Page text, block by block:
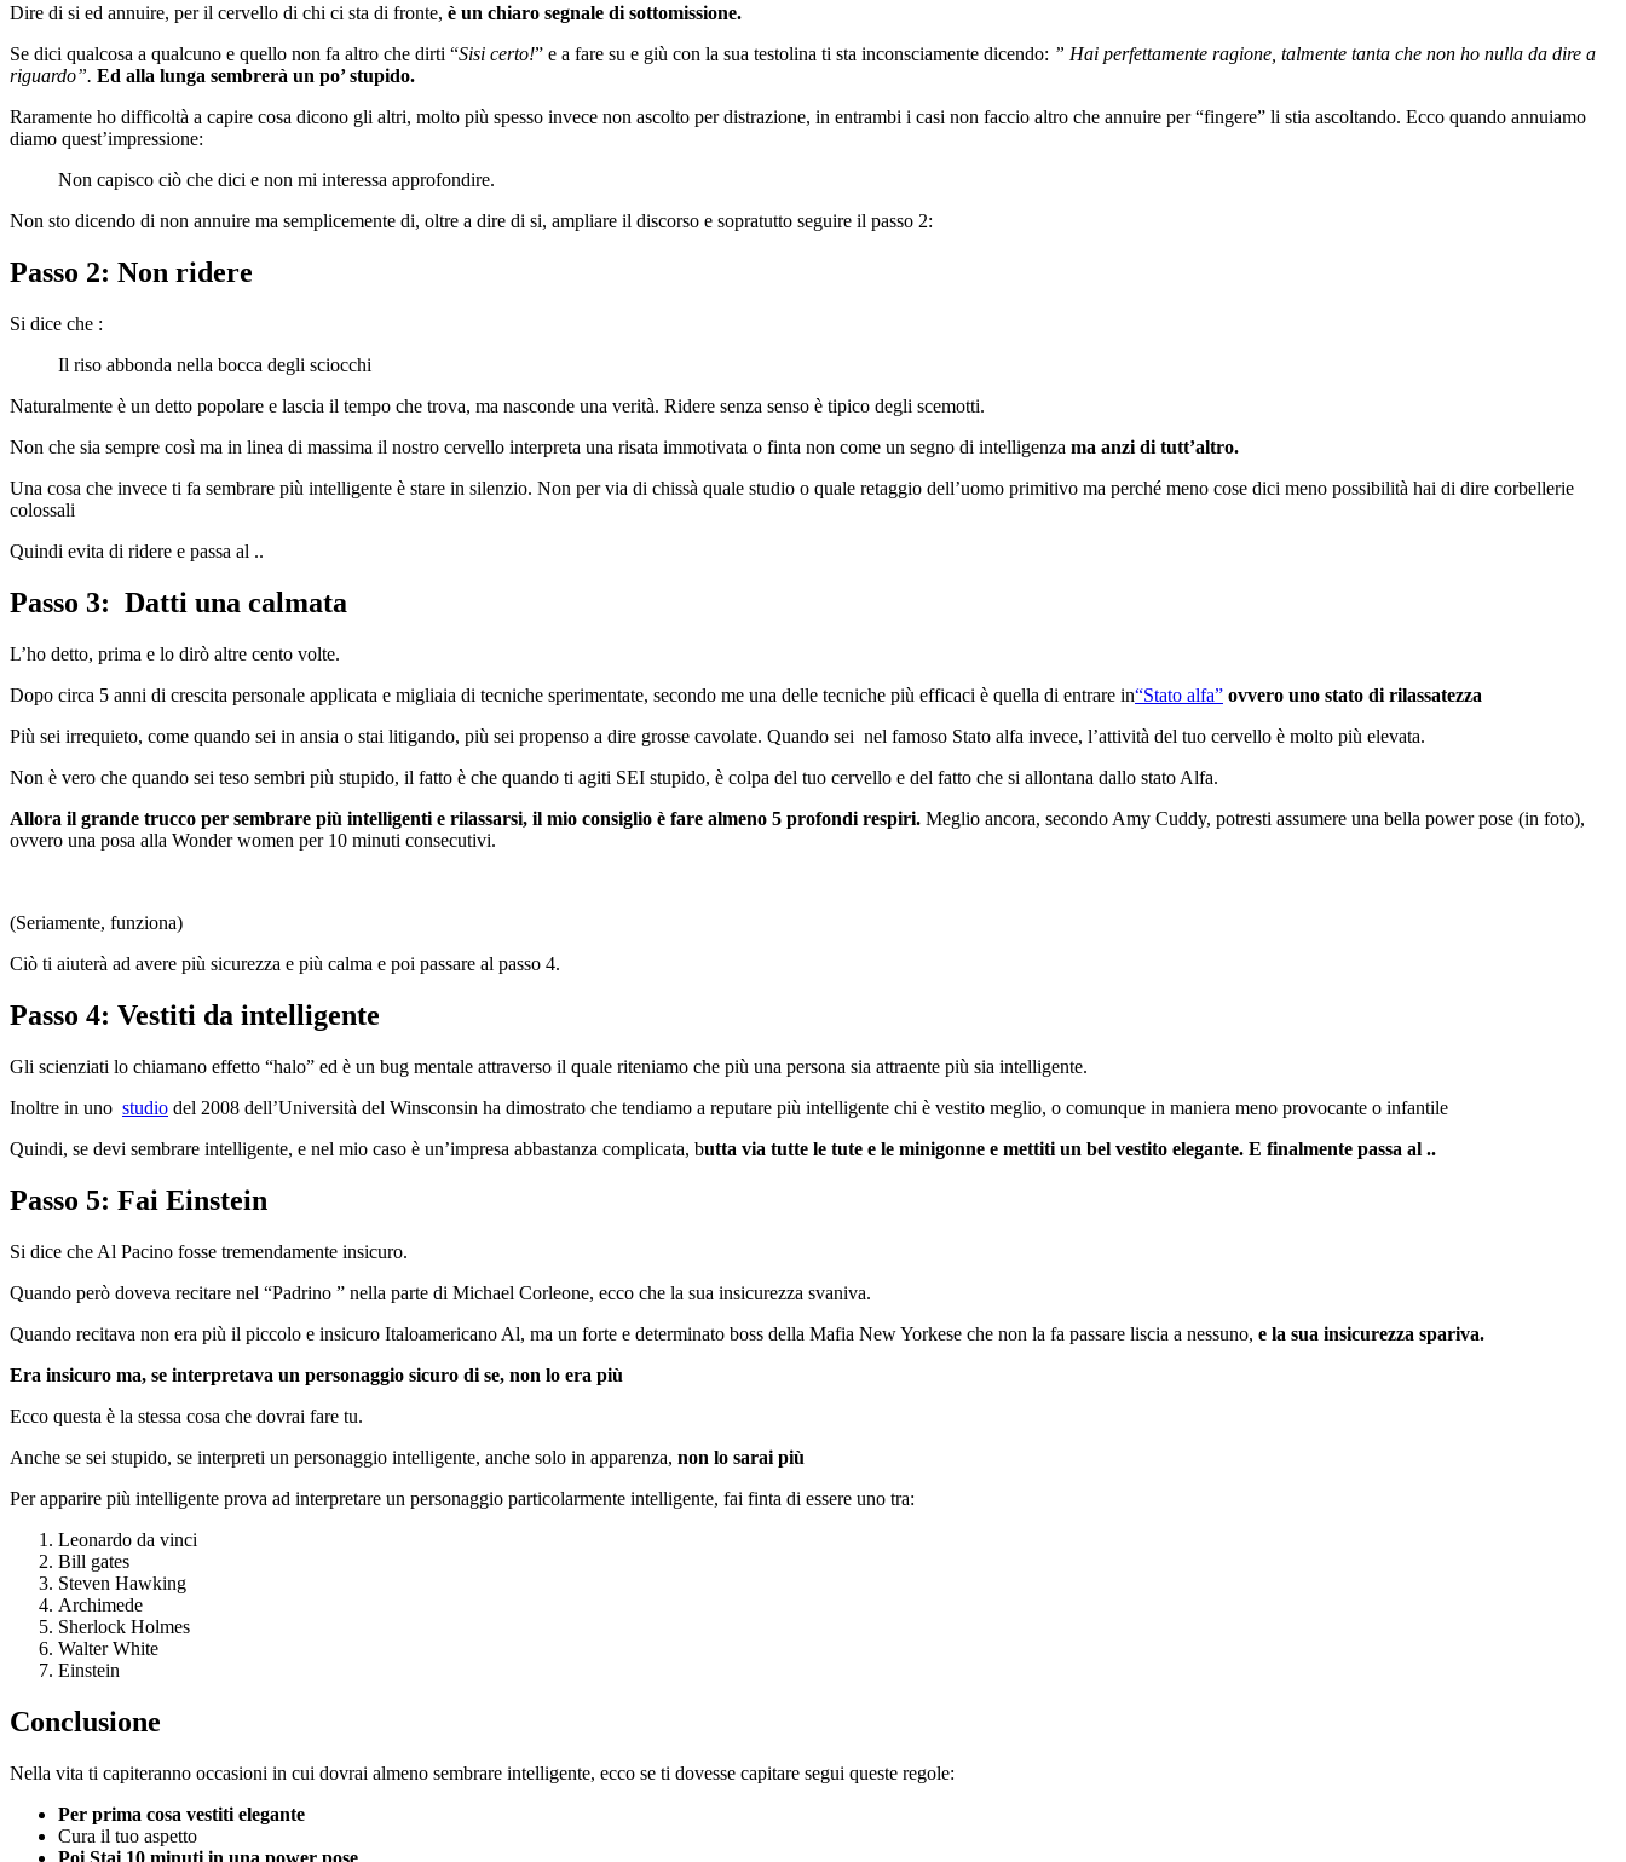
Dire di si ed annuire, per il cervello di chi ci sta di fronte, è un chiaro segnale di sottomissione.
Se dici qualcosa a qualcuno e quello non fa altro che dirti “Sisi certo!” e a fare su e giù con la sua testolina ti sta inconsciamente dicendo: ” Hai perfettamente ragione, talmente tanta che non ho nulla da dire a
riguardo”. Ed alla lunga sembrerà un po’ stupido.
Raramente ho difficoltà a capire cosa dicono gli altri, molto più spesso invece non ascolto per distrazione, in entrambi i casi non faccio altro che annuire per “fingere” li stia ascoltando. Ecco quando annuiamo
diamo quest’impressione:
Non capisco ciò che dici e non mi interessa approfondire.
Non sto dicendo di non annuire ma semplicemente di, oltre a dire di si, ampliare il discorso e sopratutto seguire il passo 2:
Passo 2: Non ridere
Si dice che :
Il riso abbonda nella bocca degli sciocchi
Naturalmente è un detto popolare e lascia il tempo che trova, ma nasconde una verità. Ridere senza senso è tipico degli scemotti.
Non che sia sempre così ma in linea di massima il nostro cervello interpreta una risata immotivata o finta non come un segno di intelligenza ma anzi di tutt’altro.
Una cosa che invece ti fa sembrare più intelligente è stare in silenzio. Non per via di chissà quale studio o quale retaggio dell’uomo primitivo ma perché meno cose dici meno possibilità hai di dire corbellerie
colossali
Quindi evita di ridere e passa al ..
Passo 3: Datti una calmata
L’ho detto, prima e lo dirò altre cento volte.
Dopo circa 5 anni di crescita personale applicata e migliaia di tecniche sperimentate, secondo me una delle tecniche più efficaci è quella di entrare in“Stato alfa” ovvero uno stato di rilassatezza
Più sei irrequieto, come quando sei in ansia o stai litigando, più sei propenso a dire grosse cavolate. Quando sei nel famoso Stato alfa invece, l’attività del tuo cervello è molto più elevata.
Non è vero che quando sei teso sembri più stupido, il fatto è che quando ti agiti SEI stupido, è colpa del tuo cervello e del fatto che si allontana dallo stato Alfa.
Allora il grande trucco per sembrare più intelligenti e rilassarsi, il mio consiglio è fare almeno 5 profondi respiri. Meglio ancora, secondo Amy Cuddy, potresti assumere una bella power pose (in foto),
ovvero una posa alla Wonder women per 10 minuti consecutivi.
(Seriamente, funziona)
Ciò ti aiuterà ad avere più sicurezza e più calma e poi passare al passo 4.
Passo 4: Vestiti da intelligente
Gli scienziati lo chiamano effetto “halo” ed è un bug mentale attraverso il quale riteniamo che più una persona sia attraente più sia intelligente.
Inoltre in uno studio del 2008 dell’Università del Winsconsin ha dimostrato che tendiamo a reputare più intelligente chi è vestito meglio, o comunque in maniera meno provocante o infantile
Quindi, se devi sembrare intelligente, e nel mio caso è un’impresa abbastanza complicata, butta via tutte le tute e le minigonne e mettiti un bel vestito elegante. E finalmente passa al ..
Passo 5: Fai Einstein
Si dice che Al Pacino fosse tremendamente insicuro.
Quando però doveva recitare nel “Padrino ” nella parte di Michael Corleone, ecco che la sua insicurezza svaniva.
Quando recitava non era più il piccolo e insicuro Italoamericano Al, ma un forte e determinato boss della Mafia New Yorkese che non la fa passare liscia a nessuno, e la sua insicurezza spariva.
Era insicuro ma, se interpretava un personaggio sicuro di se, non lo era più
Ecco questa è la stessa cosa che dovrai fare tu.
Anche se sei stupido, se interpreti un personaggio intelligente, anche solo in apparenza, non lo sarai più
Per apparire più intelligente prova ad interpretare un personaggio particolarmente intelligente, fai finta di essere uno tra:
Leonardo da vinci
Bill gates
Steven Hawking
Archimede
Sherlock Holmes
Walter White
Einstein
Conclusione
Nella vita ti capiteranno occasioni in cui dovrai almeno sembrare intelligente, ecco se ti dovesse capitare segui queste regole:
Per prima cosa vestiti elegante
Cura il tuo aspetto
Poi Stai 10 minuti in una power pose